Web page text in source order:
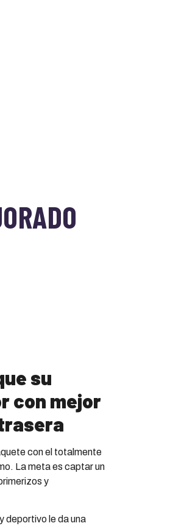
su
con mejor
con el totalmente
La meta es captar un
y
deportivo le da una